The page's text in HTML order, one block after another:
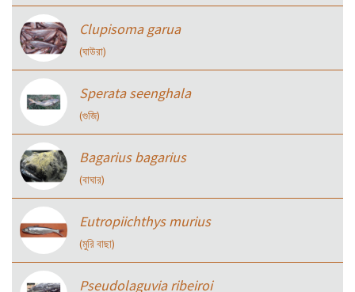
Clupisoma garua
(ঘাউরা)
Sperata seenghala
(গুজি)
Bagarius bagarius
(বাঘার)
Eutropiichthys murius
(মুরি বাছা)
Pseudolaguvia ribeiroi